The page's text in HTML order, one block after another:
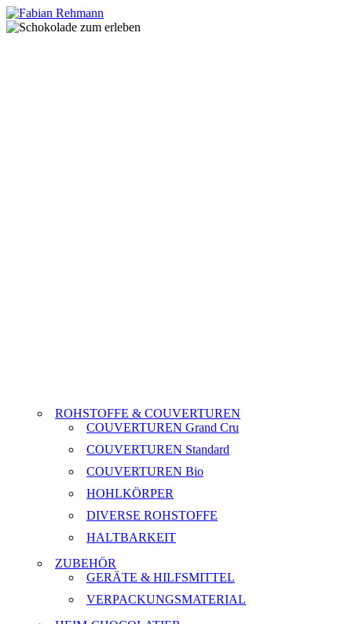
ROHSTOFFE & COUVERTUREN
COUVERTUREN Grand Cru
COUVERTUREN Standard
COUVERTUREN Bio
HOHLKÖRPER
DIVERSE ROHSTOFFE
HALTBARKEIT
ZUBEHÖR
GERÄTE & HILFSMITTEL
VERPACKUNGSMATERIAL